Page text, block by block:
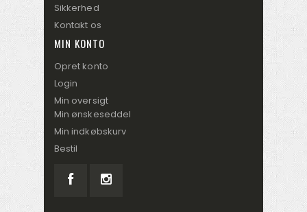
Sikkerhed
Kontakt os
MIN KONTO
Opret konto
Login
Min oversigt
Min ønskeseddel
Min indkøbskurv
Bestil